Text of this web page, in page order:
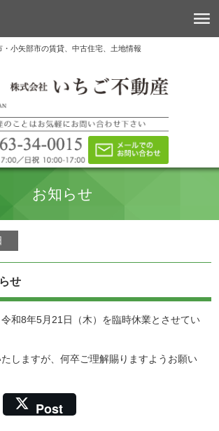
小矢部市の賃貸、中古住宅、土地情報
お知らせ
せ
和8年5月21日（木）を臨時休業とさせてい
しますが、何卒ご理解賜りますようお願い
Post